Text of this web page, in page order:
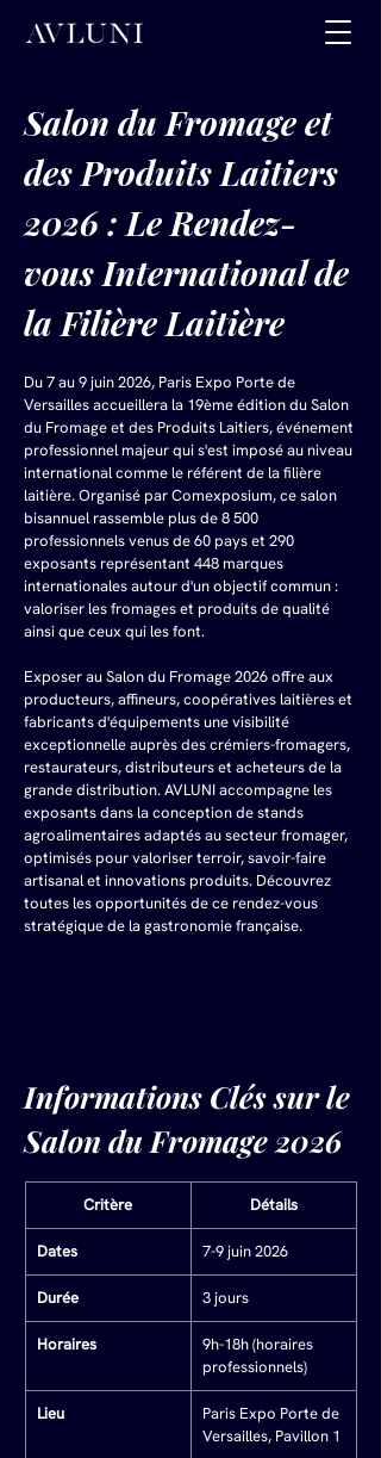
Salon du Fromage et
des Produits Laitiers
2026 : Le Rendez-
vous International de
la Filière Laitière
Du 7 au 9 juin 2026, Paris Expo Porte de
Versailles accueillera la 19ème édition du Salon
du Fromage et des Produits Laitiers, événement
professionnel majeur qui s'est imposé au niveau
international comme le référent de la filière
laitière. Organisé par Comexposium, ce salon
bisannuel rassemble plus de 8 500
professionnels venus de 60 pays et 290
exposants représentant 448 marques
internationales autour d'un objectif commun :
valoriser les fromages et produits de qualité
ainsi que ceux qui les font.
Exposer au Salon du Fromage 2026 offre aux
producteurs, affineurs, coopératives laitières et
fabricants d'équipements une visibilité
exceptionnelle auprès des crémiers-fromagers,
restaurateurs, distributeurs et acheteurs de la
grande distribution. AVLUNI accompagne les
exposants dans la conception de stands
agroalimentaires adaptés au secteur fromager,
optimisés pour valoriser terroir, savoir-faire
artisanal et innovations produits. Découvrez
toutes les opportunités de ce rendez-vous
stratégique de la gastronomie française.
Informations Clés sur le
Salon du Fromage 2026
Critère Détails
Dates 7-9 juin 2026
Durée 3 jours
Horaires
9h-18h (horaires
professionnels)
Lieu
Paris Expo Porte de
Versailles, Pavillon 1